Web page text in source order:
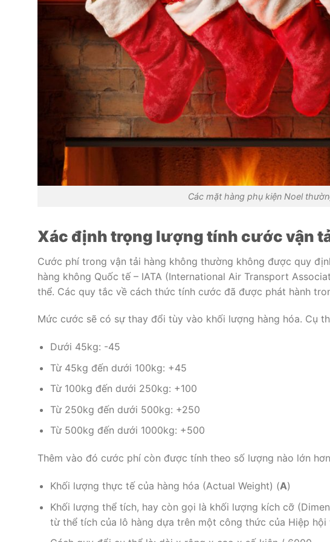
Các mặt hàng phụ kiện Noel
Xác định trọng lượng tính cước vận
Cước phí trong vận tải hàng không thường không được quy
hàng không Quốc tế – IATA (International Air Transport
thể. Các quy tắc về cách thức tính cước đã được phát hành
Mức cước sẽ có sự thay đổi tùy vào khối lượng hàng hóa. Cụ
Dưới 45kg: -45
Từ 45kg đến dưới 100kg: +45
Từ 100kg đến dưới 250kg: +100
Từ 250kg đến dưới 500kg: +250
Từ 500kg đến dưới 1000kg: +500
Thêm vào đó cước phí còn được tính theo số lượng nào lớn
Khối lượng thực tế của hàng hóa (Actual Weight) (A)
Khối lượng thể tích, hay còn gọi là khối lượng kích cỡ
từ thể tích của lô hàng dựa trên một công thức của Hiệp hội